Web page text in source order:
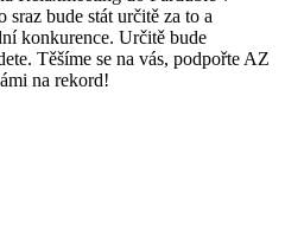
bude stát určitě za to a
konkurence. Určitě bude
Těšíme se na vás, podpořte AZ
na rekord!